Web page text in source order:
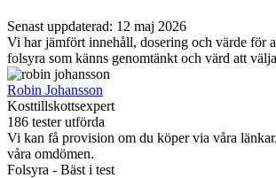
Senast uppdaterad: 12 maj 2026
Vi har jämfört innehåll, dosering och värde för
folsyra som känns genomtänkt och värd att
Robin Johansson
Kosttillskottsexpert
186 tester utförda
Vi kan få provision om du köper via våra
våra omdömen.
Folsyra - Bäst i test